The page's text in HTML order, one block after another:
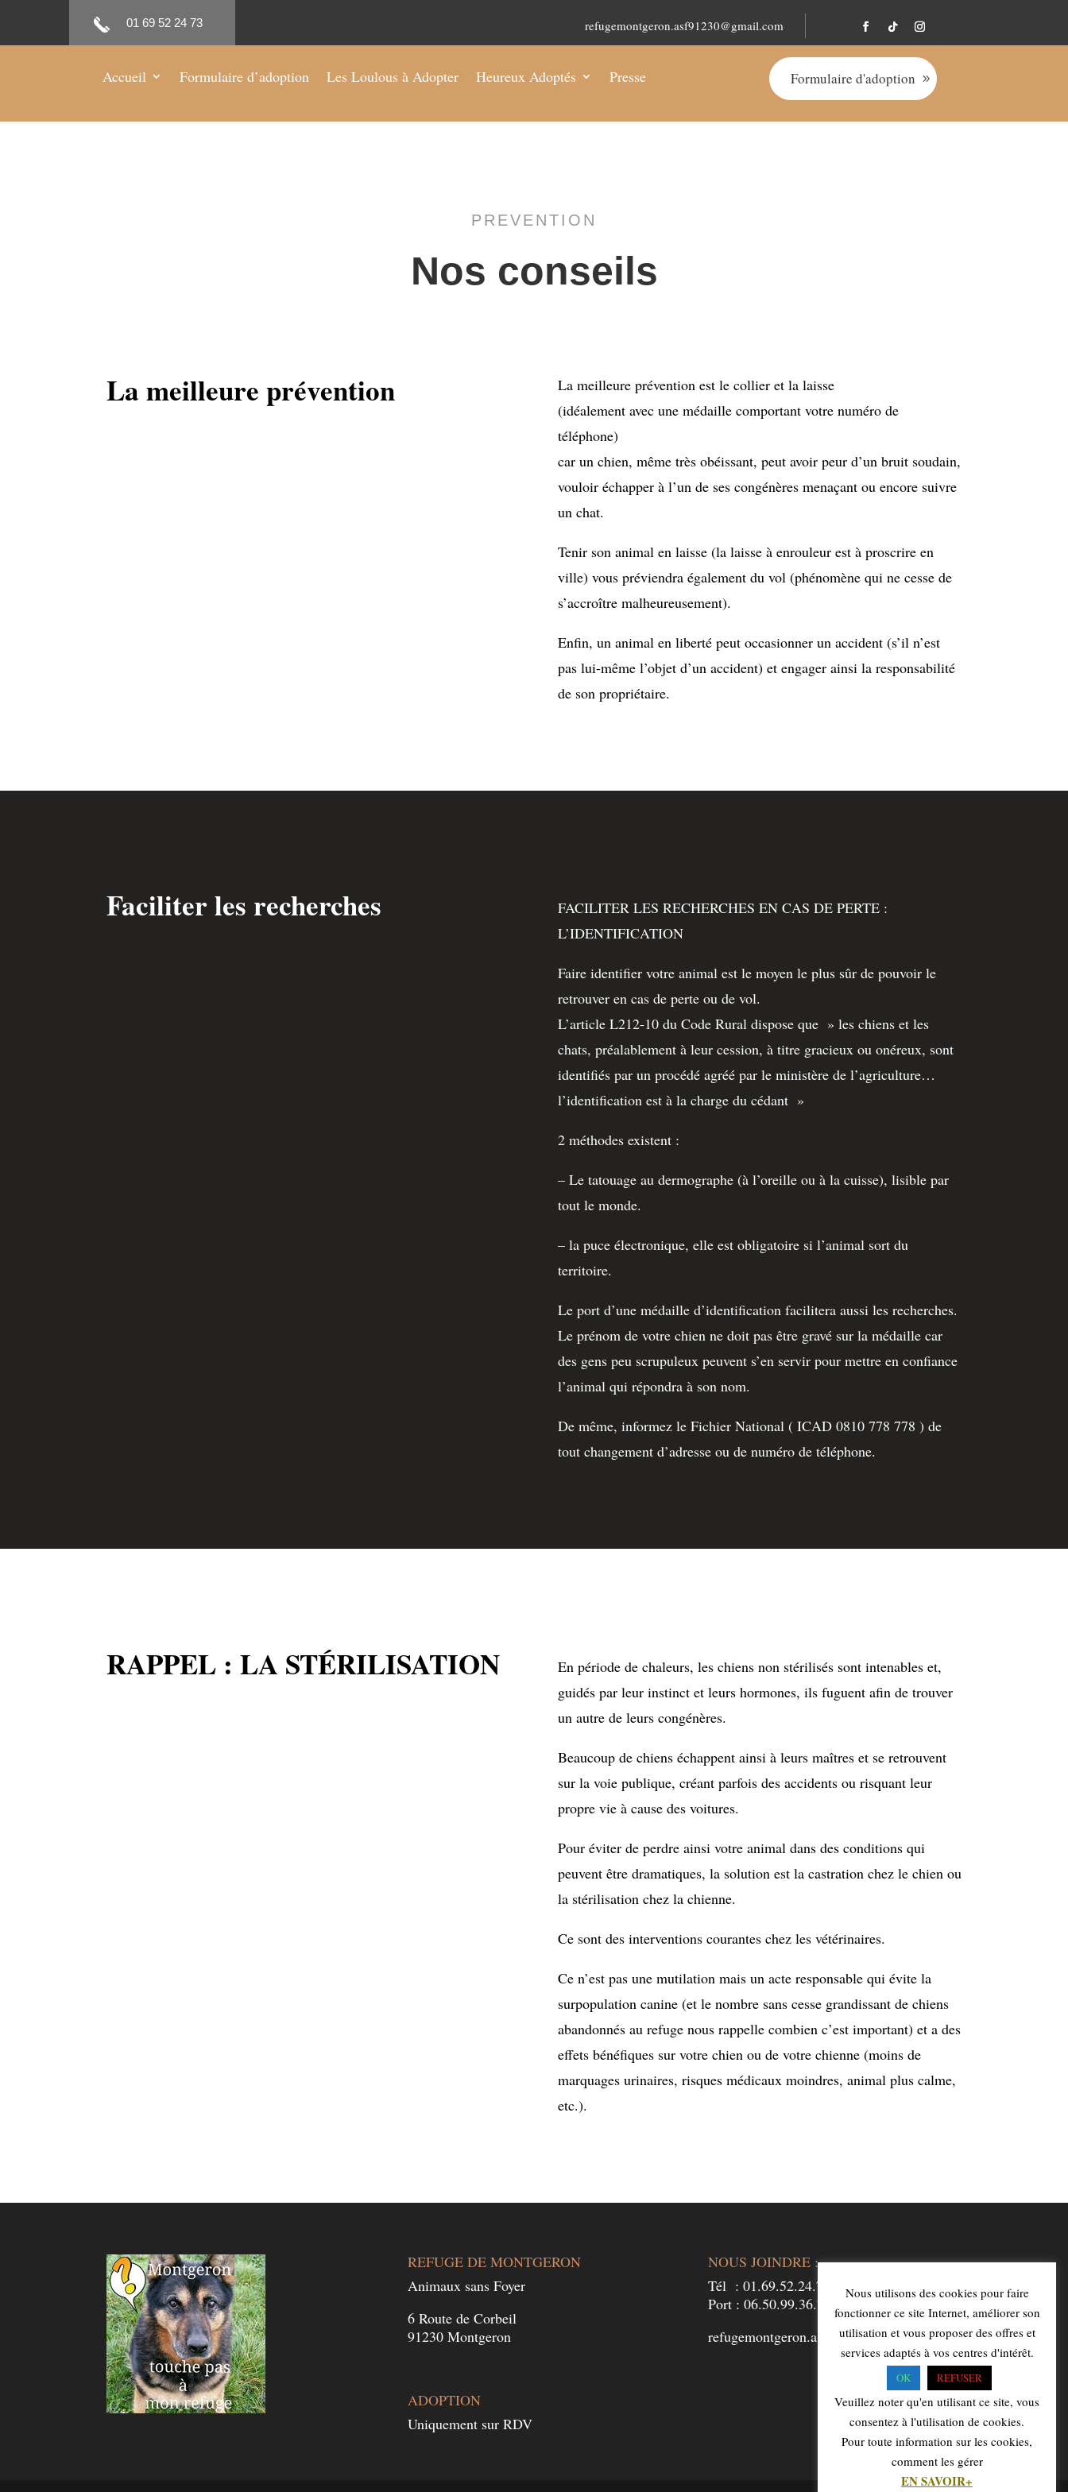
01 69 52 24 73 refugemontgeron.asf91230@gmail.com
Accueil Formulaire d’adoption Les Loulous à Adopter Heureux Adoptés Presse Formulaire d'adoption
PREVENTION
Nos conseils
La meilleure prévention
La meilleure prévention est le collier et la laisse
(idéalement avec une médaille comportant votre numéro de
téléphone)
car un chien, même très obéissant, peut avoir peur d’un bruit soudain,
vouloir échapper à l’un de ses congénères menaçant ou encore suivre
un chat.
Tenir son animal en laisse (la laisse à enrouleur est à proscrire en
ville) vous préviendra également du vol (phénomène qui ne cesse de
s’accroître malheureusement).
Enfin, un animal en liberté peut occasionner un accident (s’il n’est
pas lui-même l’objet d’un accident) et engager ainsi la responsabilité
de son propriétaire.
Faciliter les recherches
FACILITER LES RECHERCHES EN CAS DE PERTE :
L’IDENTIFICATION
Faire identifier votre animal est le moyen le plus sûr de pouvoir le
retrouver en cas de perte ou de vol.
L’article L212-10 du Code Rural dispose que » les chiens et les
chats, préalablement à leur cession, à titre gracieux ou onéreux, sont
identifiés par un procédé agréé par le ministère de l’agriculture…
l’identification est à la charge du cédant »
2 méthodes existent :
– Le tatouage au dermographe (à l’oreille ou à la cuisse), lisible par
tout le monde.
– la puce électronique, elle est obligatoire si l’animal sort du
territoire.
Le port d’une médaille d’identification facilitera aussi les recherches.
Le prénom de votre chien ne doit pas être gravé sur la médaille car
des gens peu scrupuleux peuvent s’en servir pour mettre en confiance
l’animal qui répondra à son nom.
De même, informez le Fichier National ( ICAD 0810 778 778 ) de
tout changement d’adresse ou de numéro de téléphone.
RAPPEL : LA STÉRILISATION
En période de chaleurs, les chiens non stérilisés sont intenables et,
guidés par leur instinct et leurs hormones, ils fuguent afin de trouver
un autre de leurs congénères.
Beaucoup de chiens échappent ainsi à leurs maîtres et se retrouvent
sur la voie publique, créant parfois des accidents ou risquant leur
propre vie à cause des voitures.
Pour éviter de perdre ainsi votre animal dans des conditions qui
peuvent être dramatiques, la solution est la castration chez le chien ou
la stérilisation chez la chienne.
Ce sont des interventions courantes chez les vétérinaires.
Ce n’est pas une mutilation mais un acte responsable qui évite la
surpopulation canine (et le nombre sans cesse grandissant de chiens
abandonnés au refuge nous rappelle combien c’est important) et a des
effets bénéfiques sur votre chien ou de votre chienne (moins de
marquages urinaires, risques médicaux moindres, animal plus calme,
etc.).
REFUGE DE MONTGERON
Animaux sans Foyer
6 Route de Corbeil
91230 Montgeron
ADOPTION
Uniquement sur RDV
NOUS JOINDRE :
Tél : 01.69.52.24.73
Port : 06.50.99.36.74
refugemontgeron.asf91230@gmail.com
Nous utilisons des cookies pour faire
fonctionner ce site Internet, améliorer son
utilisation et vous proposer des offres et
services adaptés à vos centres d'intérêt.
OK REFUSER
Veuillez noter qu'en utilisant ce site, vous
consentez à l'utilisation de cookies.
Pour toute information sur les cookies,
comment les gérer
EN SAVOIR+